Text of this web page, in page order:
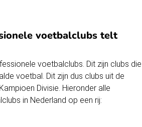
voetbalclubs telt
voetbalclubs. Dit zijn clubs die
voetbal. Dit zijn dus clubs uit de
Divisie. Hieronder alle
in Nederland op een rij: